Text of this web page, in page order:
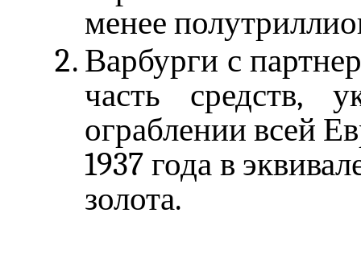
менее
Варбурги с
часть средств,
ограблении всей
1937 года в
золота.